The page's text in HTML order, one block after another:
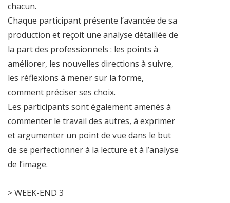
chacun.
Chaque participant présente l’avancée de sa
production et reçoit une analyse détaillée de
la part des professionnels : les points à
améliorer, les nouvelles directions à suivre,
les réflexions à mener sur la forme,
comment préciser ses choix.
Les participants sont également amenés à
commenter le travail des autres, à exprimer
et argumenter un point de vue dans le but
de se perfectionner à la lecture et à l’analyse
de l’image.
> WEEK-END 3